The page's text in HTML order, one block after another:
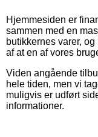
Hjemmesiden er
sammen med en
butikkernes varer,
af at en af vores
Viden angående
hele tiden, men vi
muligvis er udført
informationer.